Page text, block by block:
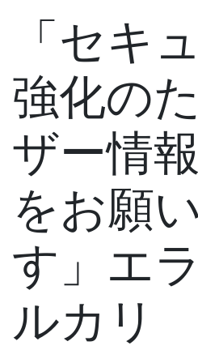
「セキ
強化の
ザー情
をお願
す」エ
ルカリ